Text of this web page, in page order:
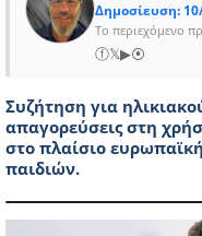
Δημοσίευση:
Το περιεχόμενο
ⓕ𝕏▶⦿
Συζήτηση για
απαγορεύσεις στη
στο πλαίσιο
παιδιών.